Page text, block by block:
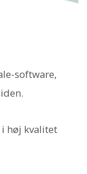
software,
høj kvalitet